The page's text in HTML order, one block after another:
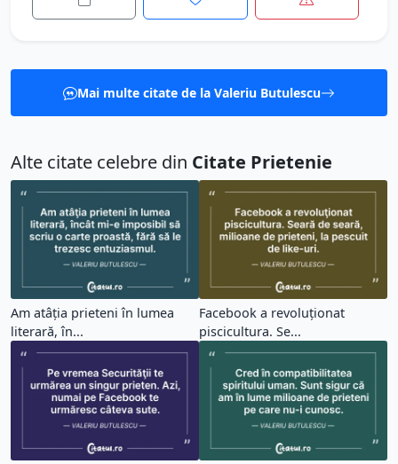
Mai multe citate de la Valeriu Butulescu
Alte citate celebre din Citate Prietenie
Am atâţia prieteni în lumea
literară, în...
Facebook a revoluţionat
piscicultura. Se...